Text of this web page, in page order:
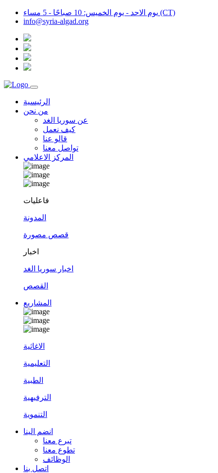
يوم الاحد - يوم الخميس: 10 صباحًا - 5 مساء (CT)
info@syria-algad.org
الرئيسية
من نحن
عن سوريا الغد
كيف نعمل
قالو عنا
تواصل معنا
المركز الاعلامي
فاعليات
المدونة
قصص مصورة
اخبار
اخبار سوريا الغد
القصص
المشاريع
الاغاثية
التعليمية
الطبية
الترفيهية
التنموية
انضم الينا
تبرع معنا
تطوع معنا
الوظائف
اتصل بنا